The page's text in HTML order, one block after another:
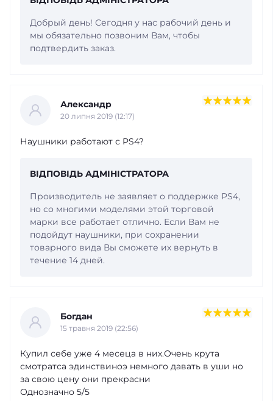
Добрый день! Сегодня у нас рабочий день и
мы обязательно позвоним Вам, чтобы
подтвердить заказ.
Александр
20 липня 2019 (12:17)
Наушники работают с PS4?
ВІДПОВІДЬ АДМІНІСТРАТОРА
Производитель не заявляет о поддержке PS4,
но со многими моделями этой торговой
марки все работает отлично. Если Вам не
подойдут наушники, при сохранении
товарного вида Вы сможете их вернуть в
течение 14 дней.
Богдан
15 травня 2019 (22:56)
Купил себе уже 4 месеца в них.Очень крута
смотратса эдинствиноэ немного давать в уши но
за свою цену они прекрасни
Однозначно 5/5